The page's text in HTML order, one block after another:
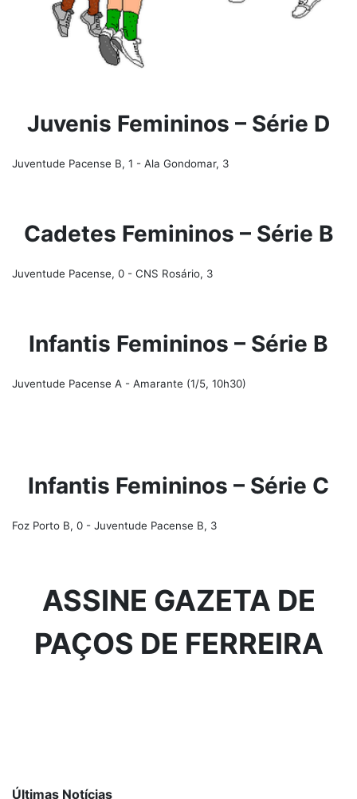
Juvenis Femininos – Série D
Juventude Pacense B, 1 - Ala Gondomar, 3
Cadetes Femininos – Série B
Juventude Pacense, 0 - CNS Rosário, 3
Infantis Femininos – Série B
Juventude Pacense A - Amarante (1/5, 10h30)
Infantis Femininos – Série C
Foz Porto B, 0 - Juventude Pacense B, 3
ASSINE GAZETA DE
PAÇOS DE FERREIRA
Últimas Notícias